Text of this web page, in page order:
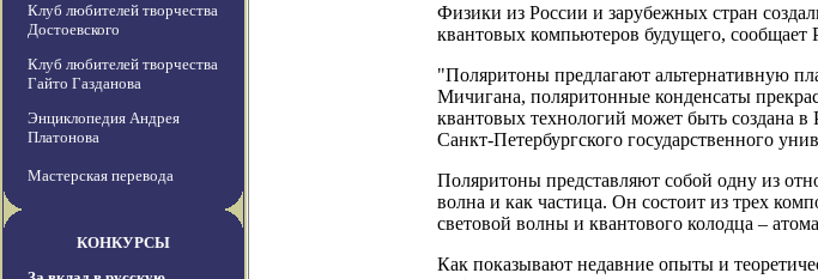
Клуб любителей творчества
Достоевского
Клуб любителей творчества
Гайто Газданова
Энциклопедия Андрея
Платонова
Мастерская перевода
КОНКУРСЫ
Физики из России и зарубежных стран
квантовых компьютеров будущего,
"Поляритоны предлагают альтернативную
Мичигана, поляритонные конденсаты
квантовых технологий может быть создана
Санкт-Петербургского государственного
Поляритоны представляют собой одну из
волна и как частица. Он состоит из трех
световой волны и квантового колодца –
Как показывают недавние опыты и